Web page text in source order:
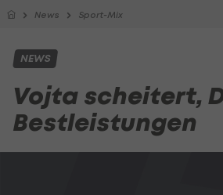
News Sport-Mix
NEWS
Vojta scheitert,
Bestleistungen